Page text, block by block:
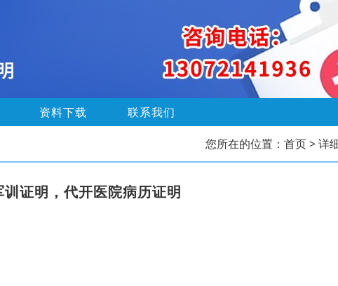
资料下载 联系我们
您所在的位置： 首页> 详
证明，代开医院病历证明